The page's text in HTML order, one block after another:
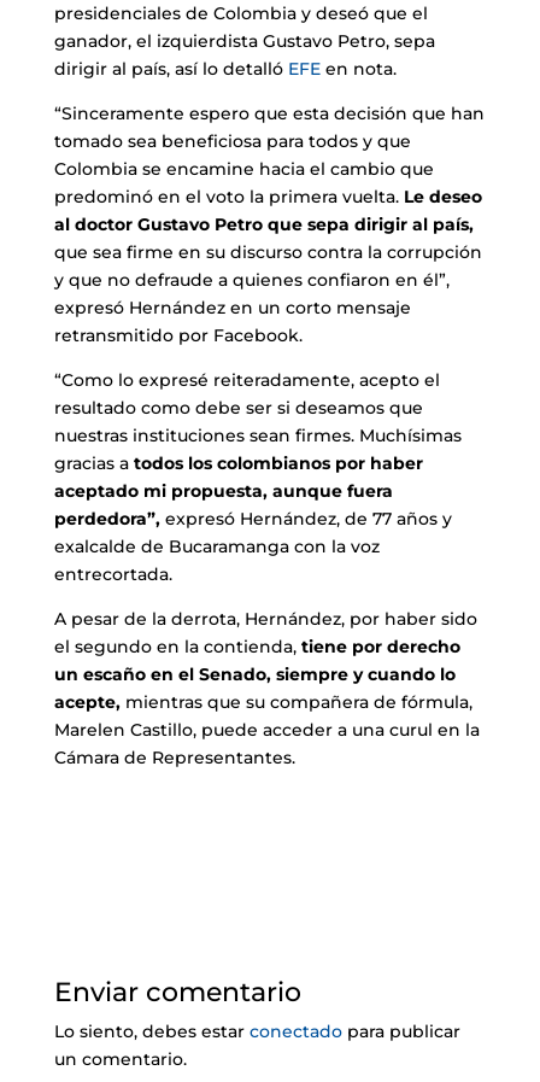
presidenciales de Colombia y deseó que el
ganador, el izquierdista Gustavo Petro, sepa
dirigir al país, así lo detalló EFEen nota.
“Sinceramente espero que esta decisión que han
tomado sea beneficiosa para todos y que
Colombia se encamine hacia el cambio que
predominó en el voto la primera vuelta. Le deseo
al doctor Gustavo Petro que sepa dirigir al país,
que sea firme en su discurso contra la corrupción
y que no defraude a quienes confiaron en él”,
expresó Hernández en un corto mensaje
retransmitido por Facebook.
“Como lo expresé reiteradamente, acepto el
resultado como debe ser si deseamos que
nuestras instituciones sean firmes. Muchísimas
gracias a todos los colombianos por haber
aceptado mi propuesta, aunque fuera
perdedora”,expresó Hernández, de 77 años y
exalcalde de Bucaramanga con la voz
entrecortada.
A pesar de la derrota, Hernández, por haber sido
el segundo en la contienda, tiene por derecho
un escaño en el Senado, siempre y cuando lo
acepte,mientras que su compañera de fórmula,
Marelen Castillo, puede acceder a una curul en la
Cámara de Representantes.
Enviar comentario
Lo siento, debes estar conectadopara publicar
un comentario.